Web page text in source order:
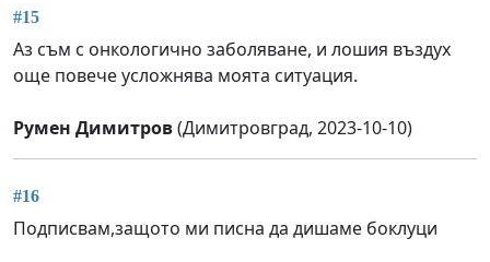
#15
Аз съм с онкологично заболяване, и лошия въздух
още повече усложнява моята ситуация.
Румен Димитров(Димитровград, 2023-10-10)
#16
Подписвам,защото ми писна да дишаме боклуци